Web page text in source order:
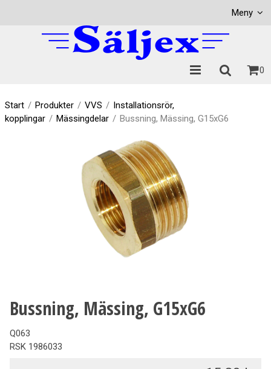
Meny
0
Start / Produkter / VVS / Installationsrör,
kopplingar / Mässingdelar / Bussning, Mässing, G15xG6
Bussning, Mässing, G15xG6
Q063
RSK 1986033